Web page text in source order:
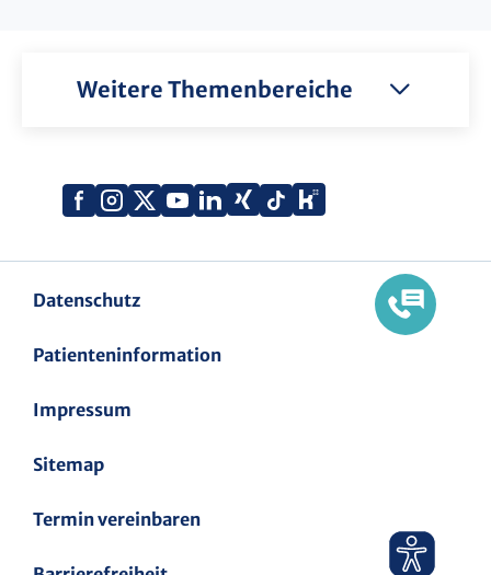
Weitere Themenbereiche
Facebook
Instagram
X
YouTube
LinkedIn
Xing TiktokKununu
Datenschutz
Patienteninformation
Impressum
Sitemap
Termin vereinbaren